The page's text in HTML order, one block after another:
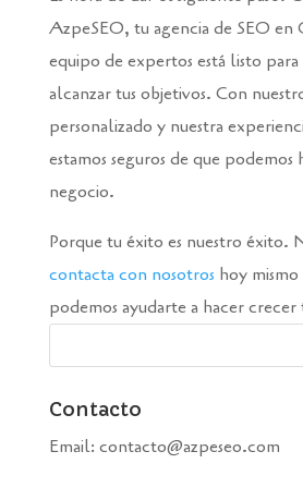
AzpeSEO, tu agencia de SEO en
equipo de expertos está listo para
alcanzar tus objetivos. Con
personalizado y nuestra
estamos seguros de que
negocio.
Porque tu éxito es nuestro éxito.
contacta con nosotros hoy
podemos ayudarte a hacer
Contacto
Email: contacto@azpeseo.com